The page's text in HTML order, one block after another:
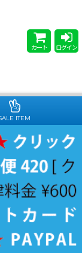
カート ログイン
ITEM